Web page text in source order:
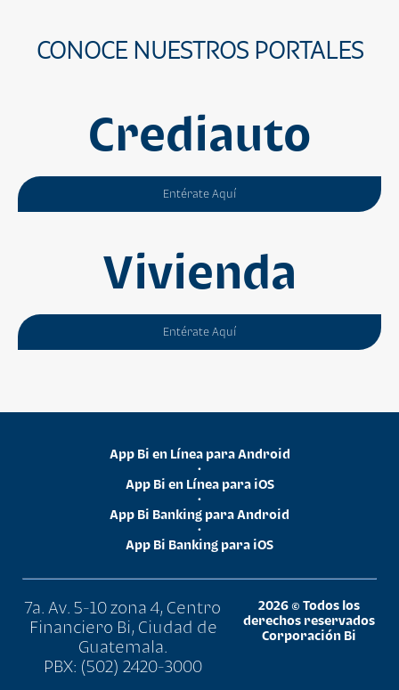
CONOCE NUESTROS PORTALES
Crediauto
Entérate Aquí
Vivienda
Entérate Aquí
App Bi en Línea para Android
•
App Bi en Línea para iOS
•
App Bi Banking para Android
•
App Bi Banking para iOS
7a. Av. 5-10 zona 4, Centro
Financiero Bi, Ciudad de
Guatemala.
PBX: (502) 2420-3000
2026 © Todos los
derechos reservados
Corporación Bi